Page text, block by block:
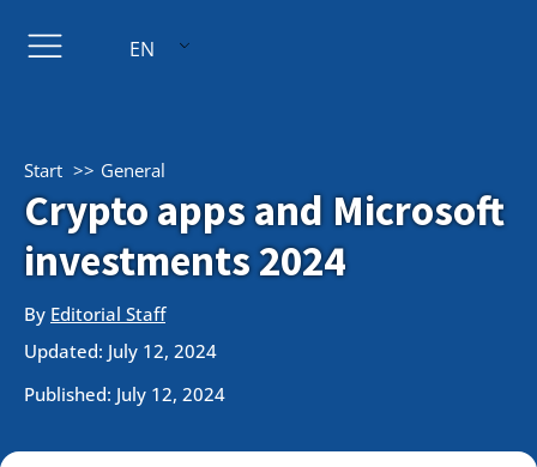
EN
Start General
Crypto apps and Microsoft
investments 2024
By Editorial Staff
Updated: July 12, 2024
Published: July 12, 2024